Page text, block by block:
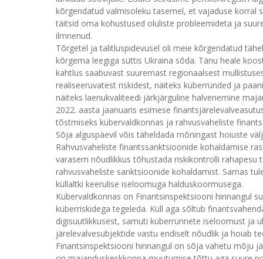
kõrgendatud valmisoleku tasemel, et vajaduse korral
täitsid oma kohustused oluliste probleemideta ja
ilmnenud.
Tõrgetel ja talitluspidevusel oli meie kõrgendatud
kõrgema leegiga süttis Ukraina sõda. Tänu heale
kahtlus saabuvast suuremast regionaalsest
realiseeruvatest riskidest, näiteks küberründed ja
näiteks laenukvaliteedi järkjärguline halvenemine
2022. aasta jaanuaris esimese
tõstmiseks kübervaldkonnas ja rahvusvaheliste
Sõja alguspäevil võis täheldada mõningast hoiuste
Rahvusvaheliste finantssanktsioonide kohaldamise
varasem nõudlikkus tõhustada riskikontrolli
rahvusvaheliste sanktsioonide kohaldamist. Samas
küllaltki keerulise iseloomuga halduskoormusega.
Kübervaldkonnas on Finantsinspektsiooni hinnangul
küberriskidega tegeleda. Küll aga sõltub
digisuutlikkusest, samuti küberrünnete iseloomust ja
järelevalvesubjektide vastu endiselt nõudlik ja hoiab
Finantsinspektsiooni hinnangul on sõja vahetu mõju